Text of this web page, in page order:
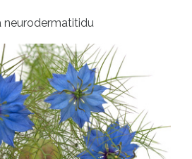
neurodermatitidu